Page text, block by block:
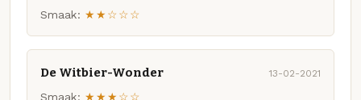
Smaak: ★★☆☆☆
De Witbier-Wonder 13-02-2021
Smaak: ★★★☆☆